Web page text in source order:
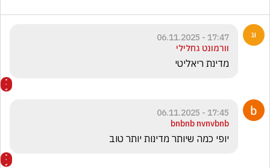
17:47 - 06.11.2025
וורמונט גחלילי
מדינת ריאליטי
17:45 - 06.11.2025
bnbnb nvnvbnb
יופי כמה שיותר מדינות יותר טוב